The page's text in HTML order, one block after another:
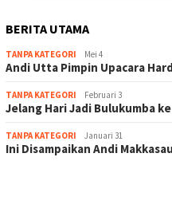
BERITA UTAMA
TANPA KATEGORI Mei 4
Andi Utta Pimpin Upacara
TANPA KATEGORI Februari 3
Jelang Hari Jadi Bulukumba
TANPA KATEGORI Januari 31
Ini Disampaikan Andi